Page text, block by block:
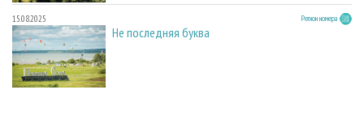
15.08.2025 Регион номера
Не последняя буква